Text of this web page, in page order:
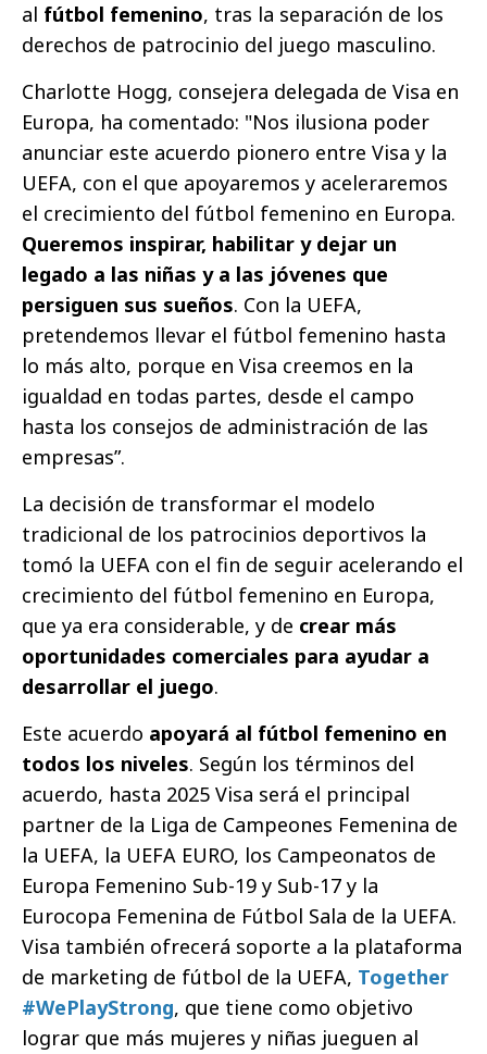
al fútbol femenino, tras la separación de los
derechos de patrocinio del juego masculino.
Charlotte Hogg, consejera delegada de Visa en
Europa, ha comentado: "Nos ilusiona poder
anunciar este acuerdo pionero entre Visa y la
UEFA, con el que apoyaremos y aceleraremos
el crecimiento del fútbol femenino en Europa.
Queremos inspirar, habilitar y dejar un
legado a las niñas y a las jóvenes que
persiguen sus sueños. Con la UEFA,
pretendemos llevar el fútbol femenino hasta
lo más alto, porque en Visa creemos en la
igualdad en todas partes, desde el campo
hasta los consejos de administración de las
empresas”.
La decisión de transformar el modelo
tradicional de los patrocinios deportivos la
tomó la UEFA con el fin de seguir acelerando el
crecimiento del fútbol femenino en Europa,
que ya era considerable, y de crear más
oportunidades comerciales para ayudar a
desarrollar el juego.
Este acuerdo apoyará al fútbol femenino en
todos los niveles. Según los términos del
acuerdo, hasta 2025 Visa será el principal
partner de la Liga de Campeones Femenina de
la UEFA, la UEFA EURO, los Campeonatos de
Europa Femenino Sub-19 y Sub-17 y la
Eurocopa Femenina de Fútbol Sala de la UEFA.
Visa también ofrecerá soporte a la plataforma
de marketing de fútbol de la UEFA, Together
#WePlayStrong, que tiene como objetivo
lograr que más mujeres y niñas jueguen al